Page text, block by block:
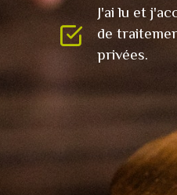
J'ai lu et
de
privées.